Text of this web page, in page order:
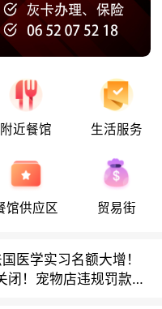
附近餐馆 生活服务
馆供应区 贸易街
国医学实习名额大增！
选启动！
！宠物店违规罚款出